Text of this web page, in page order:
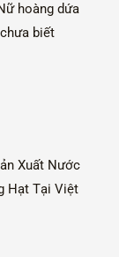
hoàng dứa
biết
Xuất Nước
Hạt Tại Việt